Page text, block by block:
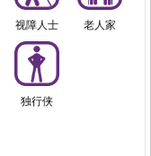
视障人士 老人家
独行侠